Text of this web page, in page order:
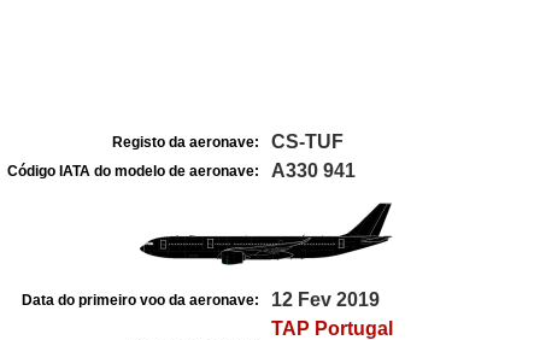
Registo da aeronave: CS-TUF
Código IATA do modelo de aeronave: A330 941
Data do primeiro voo da aeronave: 12 Fev 2019
TAP Portugal